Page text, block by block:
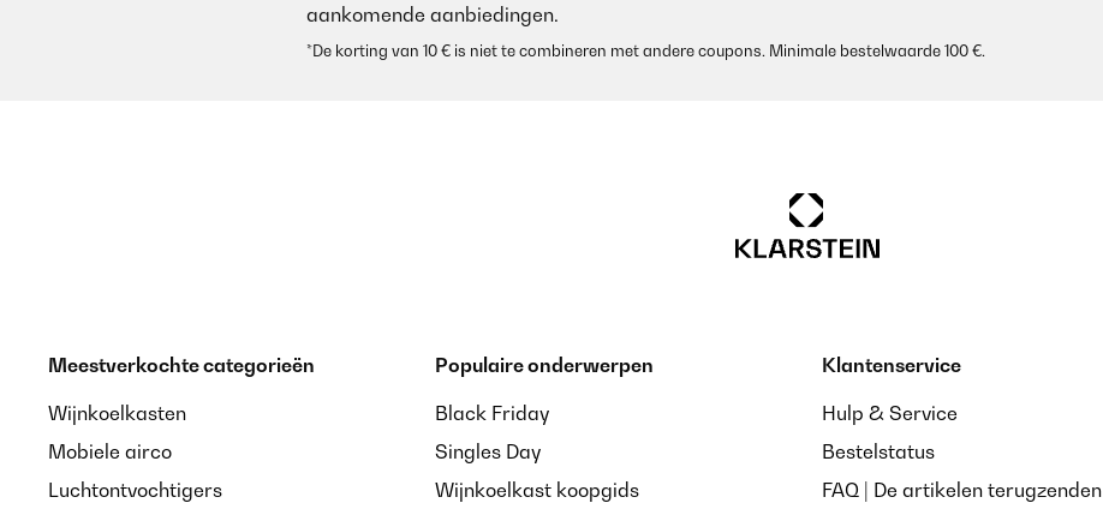
aankomende aanbiedingen.
*De korting van 10 € is niet te combineren met andere coupons. Minimale bestelwaarde 100 €.
Meestverkochte categorieën
Wijnkoelkasten
Mobiele airco
Luchtontvochtigers
Populaire onderwerpen
Black Friday
Singles Day
Wijnkoelkast koopgids
Klantenservice
Hulp & Service
Bestelstatus
FAQ | De artikelen terugzenden